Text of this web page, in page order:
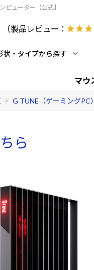
ピューター【公式】
（製品レビュー：
状・タイプから探す
マウ
G TUNE（ゲーミングPC）
ら